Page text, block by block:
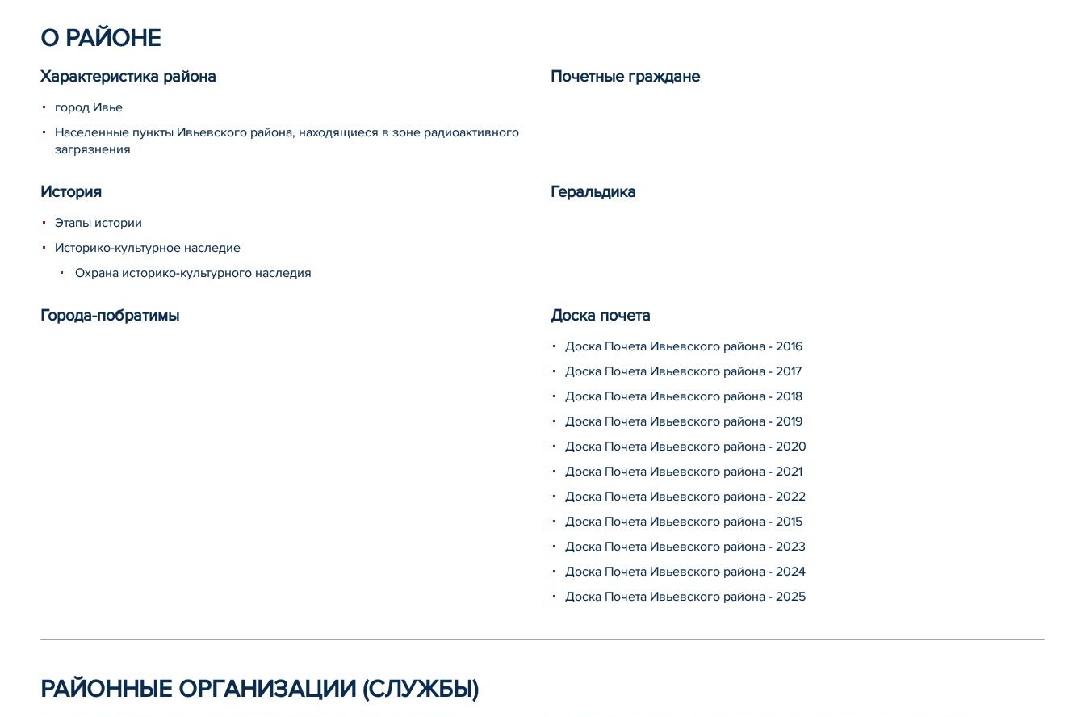
О РАЙОНЕ
Характеристика района
город Ивье
Населенные пункты Ивьевского района, находящиеся в зоне радиоактивного
загрязнения
Почетные граждане
История
Этапы истории
Историко-культурное наследие
Охрана историко-культурного наследия
Геральдика
Города-побратимы Доска почета
Доска Почета Ивьевского района - 2016
Доска Почета Ивьевского района - 2017
Доска Почета Ивьевского района - 2018
Доска Почета Ивьевского района - 2019
Доска Почета Ивьевского района - 2020
Доска Почета Ивьевского района - 2021
Доска Почета Ивьевского района - 2022
Доска Почета Ивьевского района - 2015
Доска Почета Ивьевского района - 2023
Доска Почета Ивьевского района - 2024
Доска Почета Ивьевского района - 2025
РАЙОННЫЕ ОРГАНИЗАЦИИ (СЛУЖБЫ)